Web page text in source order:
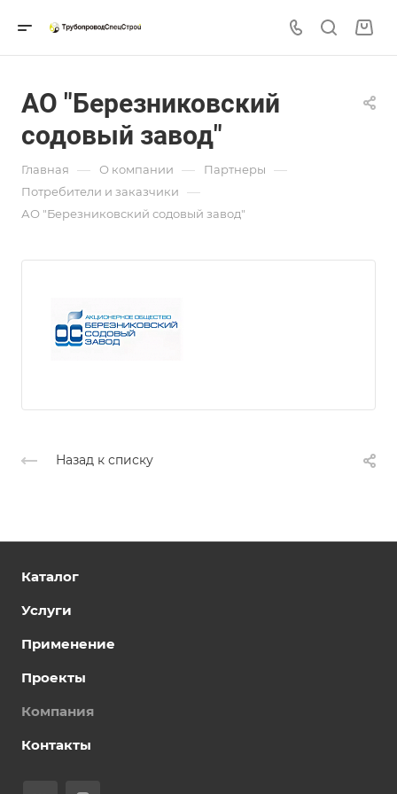
АО "Березниковский
содовый завод"
Главная — О компании — Партнеры —
Потребители и заказчики —
АО "Березниковский содовый завод"
Назад к списку
Каталог
Услуги
Применение
Проекты
Компания
Контакты